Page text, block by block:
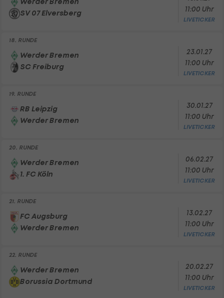
SV 07 Elversberg
11:00 Uhr
LIVETICKER
18. RUNDE
Werder Bremen
SC Freiburg
23.01.27
11:00 Uhr
LIVETICKER
19. RUNDE
RB Leipzig
Werder Bremen
30.01.27
11:00 Uhr
LIVETICKER
20. RUNDE
Werder Bremen
1. FC Köln
06.02.27
11:00 Uhr
LIVETICKER
21. RUNDE
FC Augsburg
Werder Bremen
13.02.27
11:00 Uhr
LIVETICKER
22. RUNDE
Werder Bremen
Borussia Dortmund
20.02.27
11:00 Uhr
LIVETICKER